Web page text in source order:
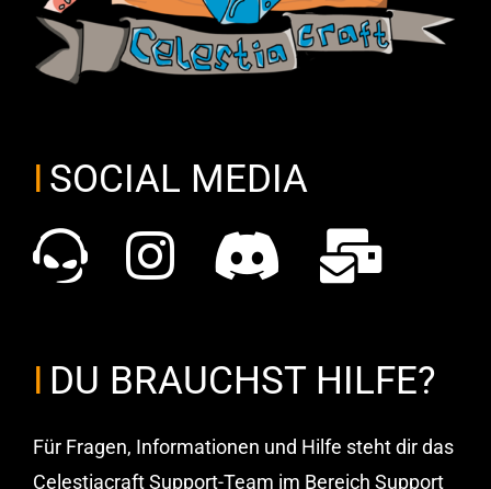
SOCIAL MEDIA
DU BRAUCHST HILFE?
Für Fragen, Informationen und Hilfe steht dir das
Celestiacraft Support-Team im Bereich Support